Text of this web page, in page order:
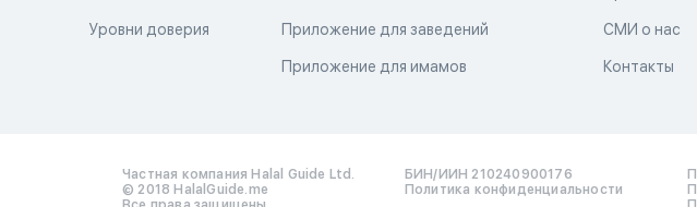
Уровни доверия Приложение для заведений
Приложение для имамов
СМИ о нас
Контакты
Частная компания Halal Guide Ltd.
© 2018 HalalGuide.me
БИН/ИИН 210240900176
Политика конфиденциальности